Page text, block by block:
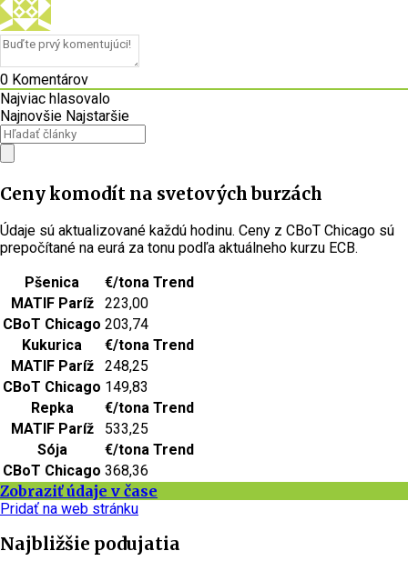
0 Komentárov
Najviac hlasovalo
Najnovšie Najstaršie
Ceny komodít na svetových burzách
Údaje sú aktualizované každú hodinu. Ceny z CBoT Chicago sú
prepočítané na eurá za tonu podľa aktuálneho kurzu ECB.
Pšenica
€/tona Trend
MATIF Paríž
223,00
CBoT Chicago 203,74
Kukurica
€/tona Trend
MATIF Paríž
248,25
CBoT Chicago 149,83
Repka
€/tona Trend
MATIF Paríž
533,25
Sója
€/tona Trend
CBoT Chicago 368,36
Zobraziť údaje v čase
Pridať na web stránku
Najbližšie podujatia